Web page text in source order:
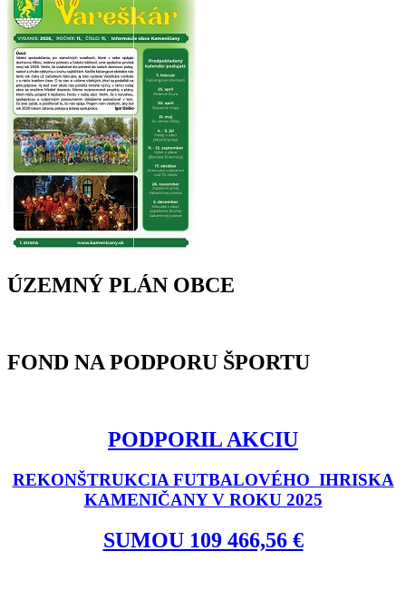
ÚZEMNÝ PLÁN OBCE
FOND NA PODPORU ŠPORTU
PODPORIL AKCIU
REKONŠTRUKCIA FUTBALOVÉHO IHRISKA
KAMENIČANY V ROKU 2025
SUMOU 109 466,56 €